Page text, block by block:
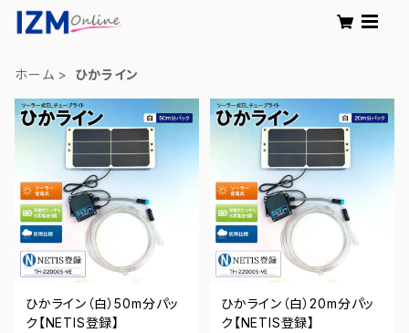
ホーム ひかライン
ひかライン（白）50m分パッ
ク【NETIS登録】
ひかライン（白）20m分パッ
ク【NETIS登録】